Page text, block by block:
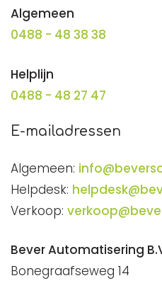
Algemeen
0488 - 48 38 38
Helplijn
0488 - 48 27 47
E-mailadressen
Algemeen:
Helpdesk:
Verkoop:
Bever Automatisering
Bonegraafseweg 14